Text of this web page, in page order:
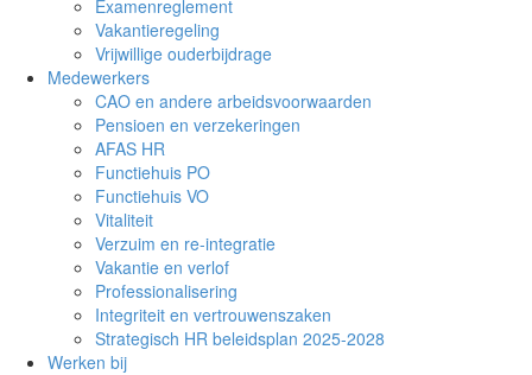
Examenreglement
Vakantieregeling
Vrijwillige ouderbijdrage
Medewerkers
CAO en andere arbeidsvoorwaarden
Pensioen en verzekeringen
AFAS HR
Functiehuis PO
Functiehuis VO
Vitaliteit
Verzuim en re-integratie
Vakantie en verlof
Professionalisering
Integriteit en vertrouwenszaken
Strategisch HR beleidsplan 2025-2028
Werken bij